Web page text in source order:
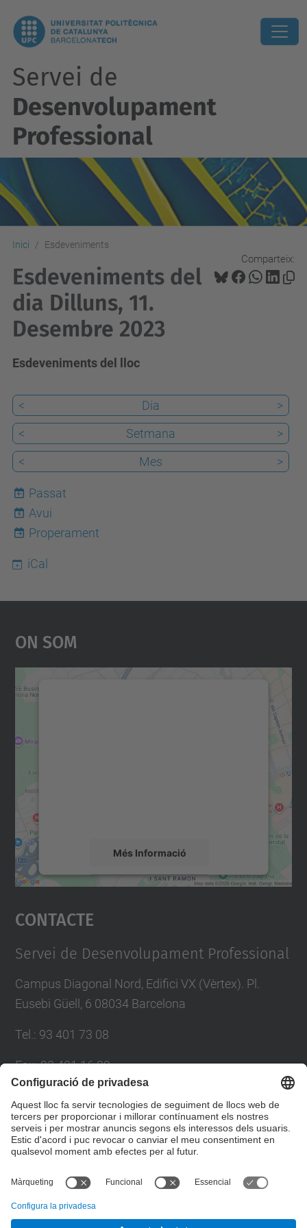
Servei de
Desenvolupament
Professional
Inici Esdeveniments
Comparteix:
Esdeveniments del
dia Dilluns, 11.
Desembre 2023
Esdeveniments del lloc
< Dia
>
<
Setmana
>
<
Mes >
Passat
6
Avui
Properament
iCal
On Som
Més Informació
Accepta
powered by
Contacte
Servei de Desenvolupament Professional
Campus Diagonal Nord, Edifici VX (Vèrtex). Pl.
Eusebi Güell, 6 08034 Barcelona
Tel. : 93 401 73 08
Fax:93 401 16 22
Directori UPC
Formulari de contacte